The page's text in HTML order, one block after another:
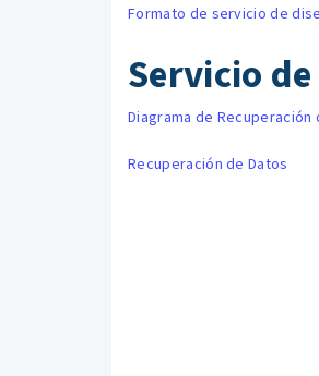
Formato de servicio de
Servicio
Diagrama de
Recuperación de Datos